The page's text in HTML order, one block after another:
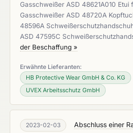
Gasschweißer ASD 48621A010 Etui
Gasschweißer ASD 48720A
48596A
ASD 47595C
der Beschaffung »
Erwähnte Lieferanten:
HB Protective Wear GmbH & Co. KG
UVEX Arbeitsschutz GmbH
2023-02-03
Abschluss einer